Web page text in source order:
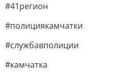
#41регион
#полициякамчатки
#службавполиции
#камчатка